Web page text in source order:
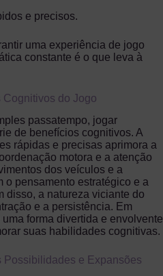
e precisos.
uma experiência de jogo
constante é o que leva à
do Jogo
passatempo, jogar
de benefícios cognitivos. A
rápidas e precisas aprimora a
motora e a atenção
dos veículos e a
o pensamento estratégico e a
disso, a natureza viciante do
e a persistência. Em
uma forma divertida e envolvente
suas habilidades cognitivas.
Possibilidades e Expansões